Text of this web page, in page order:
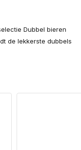
Dubbel bieren
de lekkerste dubbels